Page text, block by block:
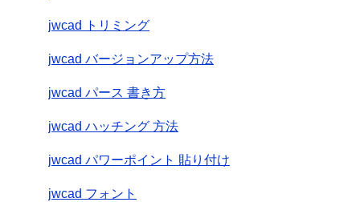
jwcad トリミング
jwcad バージョンアップ方法
jwcad パース 書き方
jwcad ハッチング 方法
jwcad パワーポイント 貼り付け
jwcad フォント